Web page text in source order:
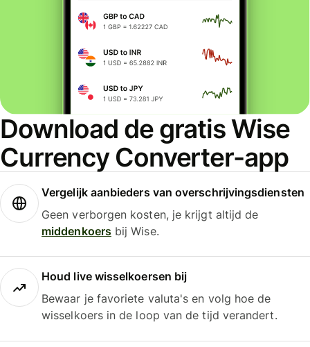
Download de gratis Wise
Currency Converter-app
Vergelijk aanbieders van overschrijvingsdiensten
Geen verborgen kosten, je krijgt altijd de
middenkoersbij Wise.
Houd live wisselkoersen bij
Bewaar je favoriete valuta's en volg hoe de
wisselkoers in de loop van de tijd verandert.